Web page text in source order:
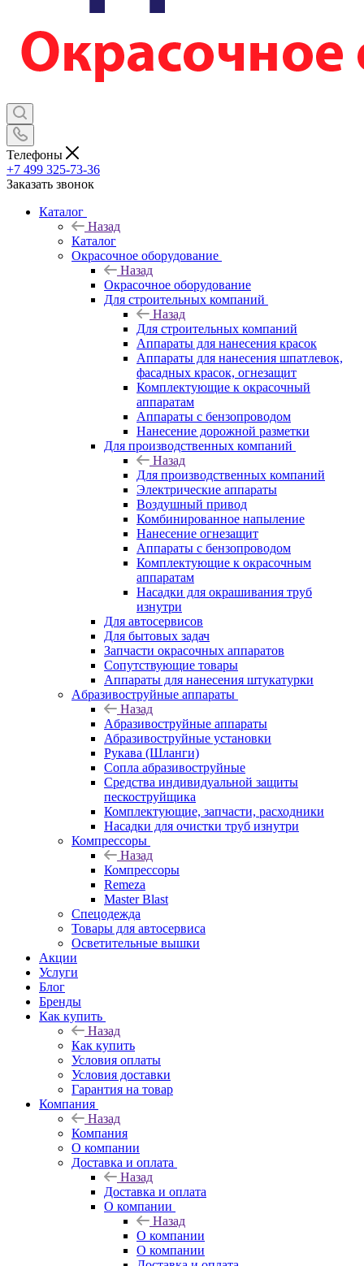
Телефоны
+7 499 325-73-36
Заказать звонок
Каталог
Назад
Каталог
Окрасочное оборудование
Назад
Окрасочное оборудование
Для строительных компаний
Назад
Для строительных компаний
Аппараты для нанесения красок
Аппараты для нанесения шпатлевок,
фасадных красок, огнезащит
Комплектующие к окрасочный
аппаратам
Аппараты с бензопроводом
Нанесение дорожной разметки
Для производственных компаний
Назад
Для производственных компаний
Электрические аппараты
Воздушный привод
Комбинированное напыление
Нанесение огнезащит
Аппараты с бензопроводом
Комплектующие к окрасочным
аппаратам
Насадки для окрашивания труб
изнутри
Для автосервисов
Для бытовых задач
Запчасти окрасочных аппаратов
Сопутствующие товары
Аппараты для нанесения штукатурки
Aбразивоструйные аппараты
Назад
Aбразивоструйные аппараты
Абразивоструйные установки
Рукава (Шланги)
Сопла абразивоструйные
Средства индивидуальной защиты
пескоструйщика
Комплектующие, запчасти, расходники
Насадки для очистки труб изнутри
Компрессоры
Назад
Компрессоры
Remeza
Master Blast
Спецодежда
Товары для автосервиса
Осветительные вышки
Акции
Услуги
Блог
Бренды
Как купить
Назад
Как купить
Условия оплаты
Условия доставки
Гарантия на товар
Компания
Назад
Компания
О компании
Доставка и оплата
Назад
Доставка и оплата
О компании
Назад
О компании
О компании